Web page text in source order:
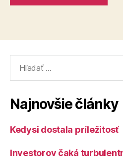
Najnovšie články
Kedysi dostala príležitosť
Investorov čaká